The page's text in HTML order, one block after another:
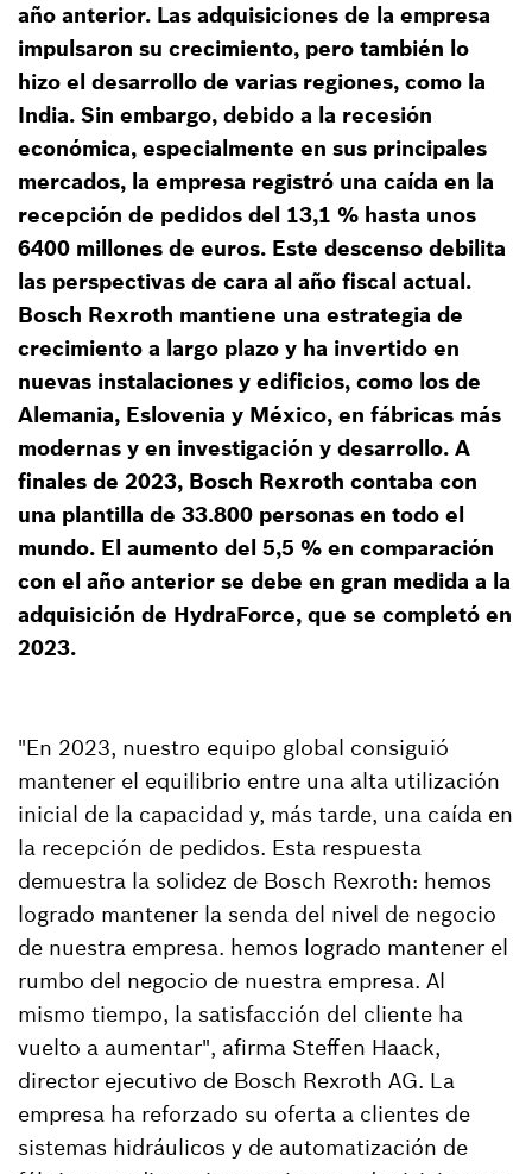
año anterior. Las adquisiciones de la empresa
impulsaron su crecimiento, pero también lo
hizo el desarrollo de varias regiones, como la
India. Sin embargo, debido a la recesión
económica, especialmente en sus principales
mercados, la empresa registró una caída en la
recepción de pedidos del 13,1 % hasta unos
6400 millones de euros. Este descenso debilita
las perspectivas de cara al año fiscal actual.
Bosch Rexroth mantiene una estrategia de
crecimiento a largo plazo y ha invertido en
nuevas instalaciones y edificios, como los de
Alemania, Eslovenia y México, en fábricas más
modernas y en investigación y desarrollo. A
finales de 2023, Bosch Rexroth contaba con
una plantilla de 33.800 personas en todo el
mundo. El aumento del 5,5 % en comparación
con el año anterior se debe en gran medida a la
adquisición de HydraForce, que se completó en
2023.
"En 2023, nuestro equipo global consiguió
mantener el equilibrio entre una alta utilización
inicial de la capacidad y, más tarde, una caída en
la recepción de pedidos. Esta respuesta
demuestra la solidez de Bosch Rexroth: hemos
logrado mantener la senda del nivel de negocio
de nuestra empresa. hemos logrado mantener el
rumbo del negocio de nuestra empresa. Al
mismo tiempo, la satisfacción del cliente ha
vuelto a aumentar", afirma Steffen Haack,
director ejecutivo de Bosch Rexroth AG. La
empresa ha reforzado su oferta a clientes de
sistemas hidráulicos y de automatización de